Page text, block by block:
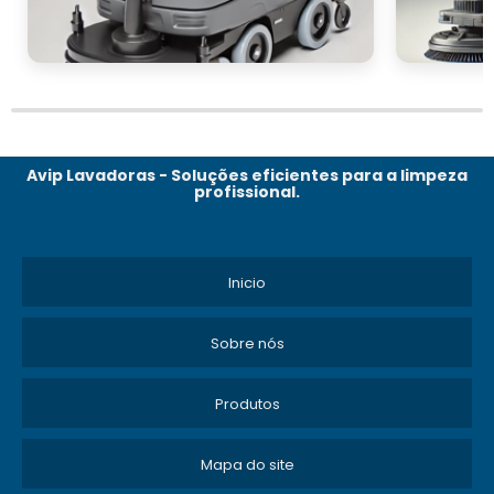
Avip Lavadoras - Soluções eficientes para a limpeza
profissional.
Inicio
Sobre nós
Produtos
Mapa do site